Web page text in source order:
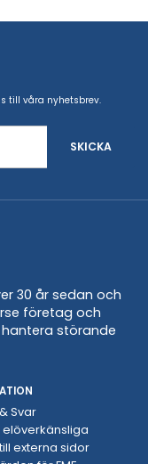
till våra nyhetsbrev.
SKICKA
30 år sedan och
företag och
störande
Svar
elöverkänsliga
externa sidor